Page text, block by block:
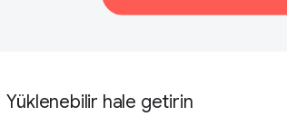
Yüklenebilir hale getirin